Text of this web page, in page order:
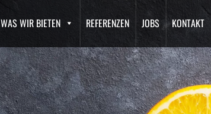
WAS WIR BIETEN REFERENZEN JOBS KONTAKT